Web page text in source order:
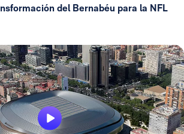
del Bernabéu para la NFL